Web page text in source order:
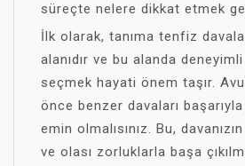
süreçte nelere dikkat etmek
İlk olarak, tanıma tenfiz
alanıdır ve bu alanda
seçmek hayati önem taşır.
önce benzer davaları
emin olmalısınız. Bu,
ve olası zorluklarla başa